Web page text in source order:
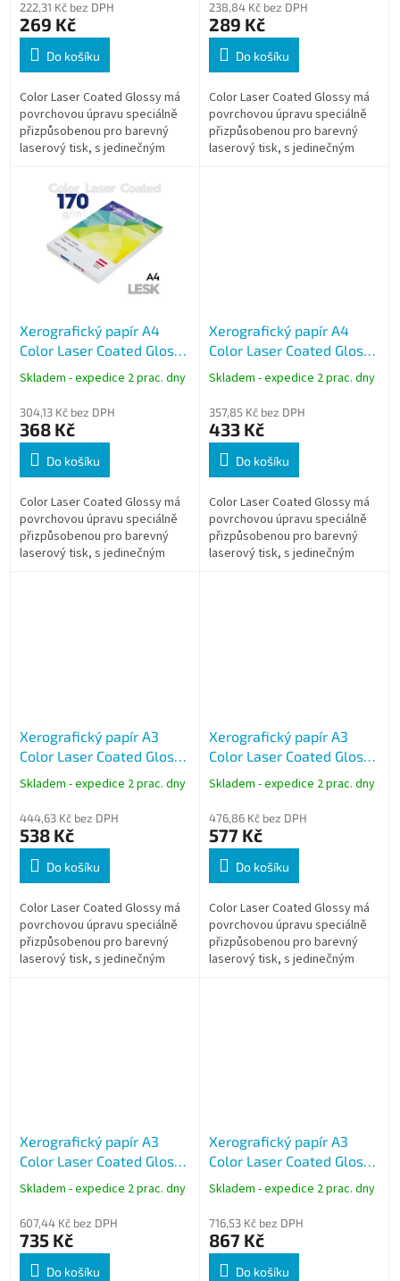
222,31 Kč bez DPH
269 Kč
Do košíku
Color Laser Coated Glossy má
povrchovou úpravu speciálně
přizpůsobenou pro barevný
laserový tisk, s jedinečným
238,84 Kč bez DPH
289 Kč
Do košíku
Color Laser Coated Glossy má
povrchovou úpravu speciálně
přizpůsobenou pro barevný
laserový tisk, s jedinečným
Xerografický papír A4
Color Laser Coated Glossy
170g, 250 listů, lesklý
Skladem - expedice 2 prac. dny
304,13 Kč bez DPH
368 Kč
Do košíku
Color Laser Coated Glossy má
povrchovou úpravu speciálně
přizpůsobenou pro barevný
laserový tisk, s jedinečným
Xerografický papír A4
Color Laser Coated Glossy
200g, 250 listů, lesklý
Skladem - expedice 2 prac. dny
357,85 Kč bez DPH
433 Kč
Do košíku
Color Laser Coated Glossy má
povrchovou úpravu speciálně
přizpůsobenou pro barevný
laserový tisk, s jedinečným
Xerografický papír A3
Color Laser Coated Glossy
250g, 125 listů, lesklý
Skladem - expedice 2 prac. dny
444,63 Kč bez DPH
538 Kč
Do košíku
Color Laser Coated Glossy má
povrchovou úpravu speciálně
přizpůsobenou pro barevný
laserový tisk, s jedinečným
Xerografický papír A3
Color Laser Coated Glossy
135g, 250 listů, lesklý
Skladem - expedice 2 prac. dny
476,86 Kč bez DPH
577 Kč
Do košíku
Color Laser Coated Glossy má
povrchovou úpravu speciálně
přizpůsobenou pro barevný
laserový tisk, s jedinečným
Xerografický papír A3
Color Laser Coated Glossy
170g, 250 listů, lesklý
Skladem - expedice 2 prac. dny
607,44 Kč bez DPH
735 Kč
Do košíku
Xerografický papír A3
Color Laser Coated Glossy
200g, 250 listů, lesklý
Skladem - expedice 2 prac. dny
716,53 Kč bez DPH
867 Kč
Do košíku